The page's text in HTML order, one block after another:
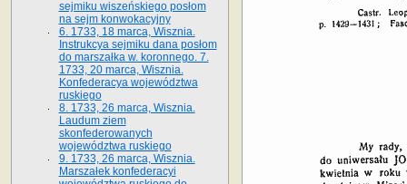
sejmiku wiszeńskiego posłom
na sejm konwokacyjny
6. 1733, 18 marca, Wisznia.
Instrukcya sejmiku dana posłom
do marszałka w. koronnego. 7.
1733, 20 marca, Wisznia.
Konfederacya województwa
ruskiego
8. 1733, 26 marca, Wisznia.
Laudum ziem
skonfederowanych
województwa ruskiego
9. 1733, 26 marca, Wisznia.
Marszałek konfederacyi